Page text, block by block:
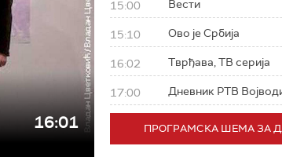
15:00 Вести
15:10 Ово је Србија
16:02 Тврђава, ТВ серија
17:00 Дневник РТВ
ПРОГРАМСКА ШЕМА ЗА
16:01